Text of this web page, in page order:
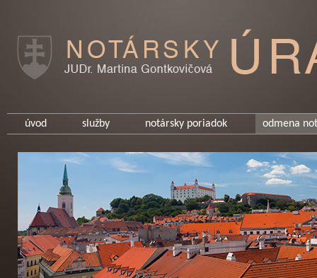
úvod služby notársky poriadok odmena